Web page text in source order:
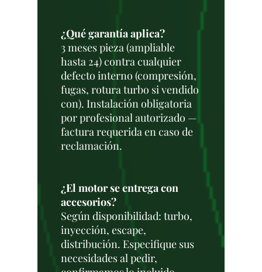
¿Qué garantía aplica?
3 meses pieza (ampliable
hasta 24) contra cualquier
defecto interno (compresión,
fugas, rotura turbo si vendido
con). Instalación obligatoria
por profesional autorizado —
factura requerida en caso de
reclamación.
¿El motor se entrega con
accesorios?
Según disponibilidad: turbo,
inyección, escape,
distribución. Especifique sus
necesidades al pedir,